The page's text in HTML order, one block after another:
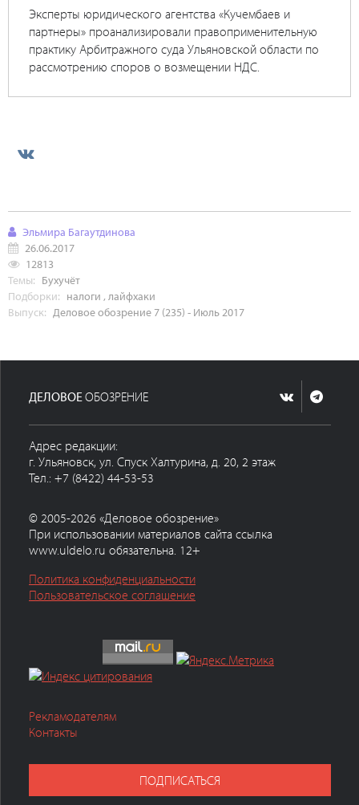
Эксперты юридического агентства «Кучембаев и
партнеры» проанализировали правоприменительную
практику Арбитражного суда Ульяновской области по
рассмотрению споров о возмещении НДС.
Эльмира Багаутдинова
26.06.2017
12813
Темы: Бухучёт
Подборки: налоги ,лайфхаки
Выпуск: Деловое обозрение 7 (235) - Июль 2017
ДЕЛОВОЕОБОЗРЕНИЕ
Адрес редакции:
г. Ульяновск, ул. Спуск Халтурина, д. 20, 2 этаж
Тел.: +7 (8422) 44-53-53
© 2005-2026 «Деловое обозрение»
При использовании материалов сайта ссылка
www.uldelo.ru обязательна. 12+
Политика конфиденциальности
Пользовательское соглашение
Рекламодателям
Контакты
ПОДПИСАТЬСЯ